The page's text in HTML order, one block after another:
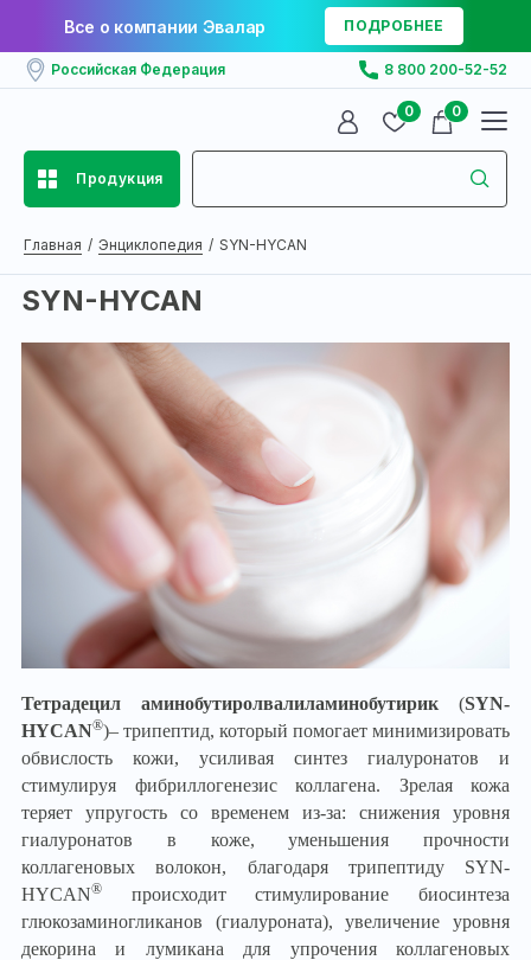
Все о компании Эвалар ПОДРОБНЕЕ
Российская Федерация 8 800 200-52-52
0 0
Продукция
Главная Энциклопедия SYN-HYCAN
SYN-HYCAN
Тетрадецил аминобутиролвалиламинобутирик (SYN-
HYCAN®)– трипептид, который помогает минимизировать
обвислость кожи, усиливая синтез гиалуронатов и
стимулируя фибриллогенезис коллагена. Зрелая кожа
теряет упругость со временем из-за: снижения уровня
гиалуронатов в коже, уменьшения прочности
коллагеновых волокон, благодаря трипептиду SYN-
HYCAN®
происходит стимулирование биосинтеза
глюкозаминогликанов (гиалуроната), увеличение уровня
декорина и лумикана для упрочения коллагеновых